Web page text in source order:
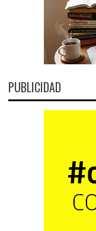
PUBLICIDAD